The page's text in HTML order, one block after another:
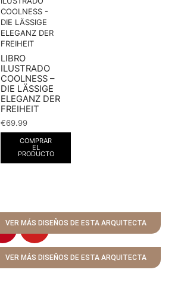
LIBRO
ILUSTRADO
COOLNESS –
DIE LÄSSIGE
ELEGANZ DER
FREIHEIT
€69.99
COMPRAR
EL
PRODUCTO
VER MÁS DISEÑOS DE ESTA ARQUITECTA
VER MÁS DISEÑOS DE ESTA ARQUITECTA